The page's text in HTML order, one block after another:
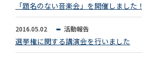
「題名のない音楽会」を開催しました！
2016.05.02 活動報告
選挙権に関する講演会を行いました